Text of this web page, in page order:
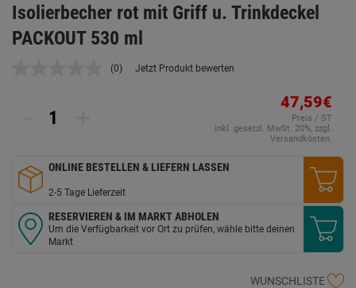
Isolierbecher rot mit Griff u. Trinkdeckel
PACKOUT 530 ml
Kein
(0) Jetzt Produkt bewerten
47,59€
Preis / ST
inkl. gesetzl. MwSt. 20%, zzgl.
Versandkosten.
ONLINE BESTELLEN & LIEFERN LASSEN
2-5 Tage Lieferzeit
RESERVIEREN & IM MARKT ABHOLEN
Um die Verfügbarkeit vor Ort zu prüfen, wähle bitte deinen
Markt
WUNSCHLISTE